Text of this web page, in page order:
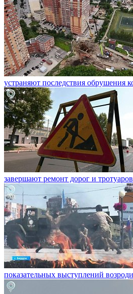
устраняют последствия обрушения
завершают ремонт дорог и
показательных выступлений